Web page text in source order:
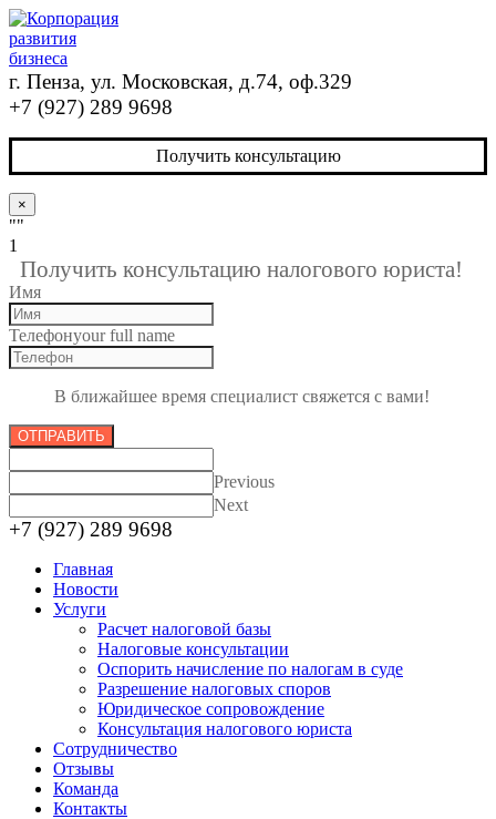
г. Пенза, ул. Московская, д.74, оф.329
+7 (927) 289 9698
Получить консультацию
×
""
1
Получить консультацию налогового юриста!
Имя
Телефонyour full name
В ближайшее время специалист свяжется с вами!
ОТПРАВИТЬ
Previous
Next
+7 (927) 289 9698
Главная
Новости
Услуги
Расчет налоговой базы
Налоговые консультации
Оспорить начисление по налогам в суде
Разрешение налоговых споров
Юридическое сопровождение
Консультация налогового юриста
Сотрудничество
Отзывы
Команда
Контакты